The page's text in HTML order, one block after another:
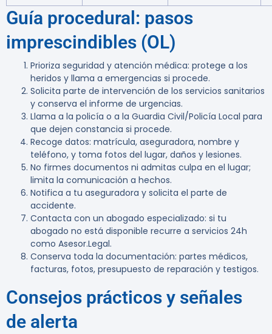
Guía procedural: pasos
imprescindibles (OL)
Prioriza seguridad y atención médica: protege a los
heridos y llama a emergencias si procede.
Solicita parte de intervención de los servicios sanitarios
y conserva el informe de urgencias.
Llama a la policía o a la Guardia Civil/Policía Local para
que dejen constancia si procede.
Recoge datos: matrícula, aseguradora, nombre y
teléfono, y toma fotos del lugar, daños y lesiones.
No firmes documentos ni admitas culpa en el lugar;
limita la comunicación a hechos.
Notifica a tu aseguradora y solicita el parte de
accidente.
Contacta con un abogado especializado: si tu
abogado no está disponible recurre a servicios 24h
como Asesor.Legal.
Conserva toda la documentación: partes médicos,
facturas, fotos, presupuesto de reparación y testigos.
Consejos prácticos y señales
de alerta